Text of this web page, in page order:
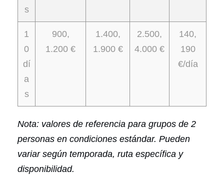
s
1
0
dí
a
s
900,
1.200 €
1.400,
1.900 €
2.500,
4.000 €
140,
190
€/día
Nota: valores de referencia para grupos de 2
personas en condiciones estándar. Pueden
variar según temporada, ruta específica y
disponibilidad.